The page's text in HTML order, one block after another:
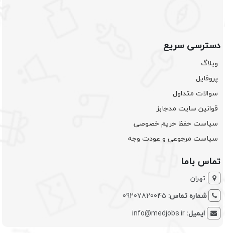
دسترسی سریع
وبلاگ
پروفایل
سوالات متداول
قوانین سایت مدجابز
سیاست حفظ حریم خصوصی
سیاست مرجوعی و عودت وجه
تماس باما
تهران
شماره تماس: 09207820045
ایمیل:info@medjobs.ir